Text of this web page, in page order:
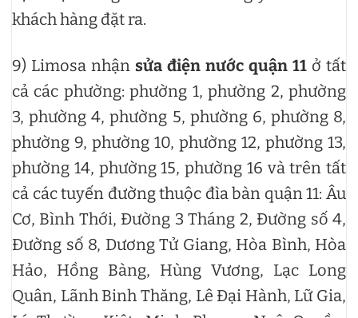
khách hàng đặt ra.
9) Limosa nhận sửa điện nước quận 11 ở tất
cả các phường: phường 1, phường 2, phường
3, phường 4, phường 5, phường 6, phường 8,
phường 9, phường 10, phường 12, phường 13,
phường 14, phường 15, phường 16 và trên tất
cả các tuyến đường thuộc đìa bàn quận 11: Âu
Cơ, Bình Thới, Đường 3 Tháng 2, Đường số 4,
Đường số 8, Dương Tử Giang, Hòa Bình, Hòa
Hảo, Hồng Bàng, Hùng Vương, Lạc Long
Quân, Lãnh Binh Thăng, Lê Đại Hành, Lữ Gia,